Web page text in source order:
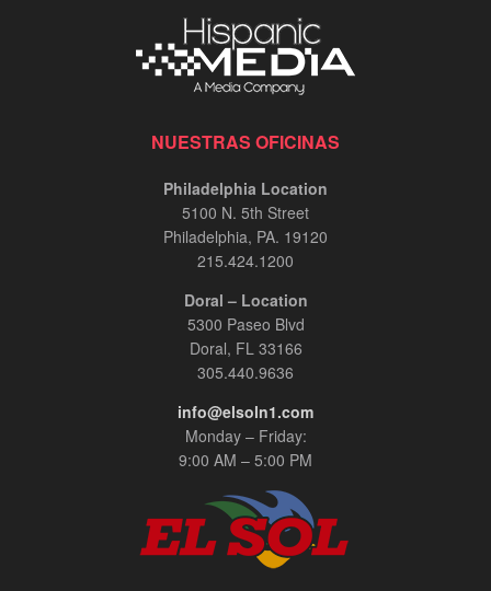
NUESTRAS OFICINAS
Philadelphia Location
5100 N. 5th Street
Philadelphia, PA. 19120
215.424.1200
Doral – Location
5300 Paseo Blvd
Doral, FL 33166
305.440.9636
info@elsoln1.com
Monday – Friday:
9:00 AM – 5:00 PM